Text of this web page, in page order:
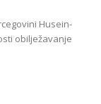
Husein-
obilježavanje